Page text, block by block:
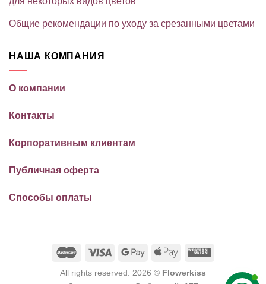
Общие рекомендации по уходу за срезанными цветами
НАША КОМПАНИЯ
О компании
Контакты
Корпоративным клиентам
Публичная оферта
Способы оплаты
All rights reserved. 2026 © Flowerkiss